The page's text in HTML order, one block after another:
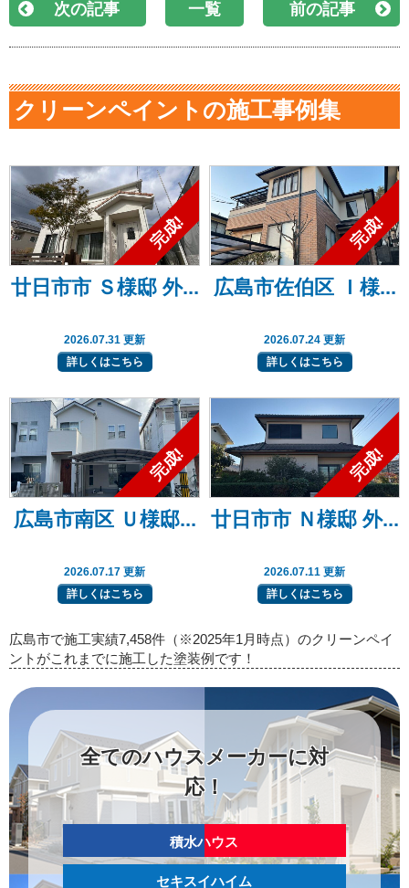
次の記事 一覧 前の記事
クリーンペイントの施工事例集
廿日市市 Ｓ様邸 外...
2026.07.31 更新
詳しくはこちら
広島市佐伯区 Ｉ様...
2026.07.24 更新
詳しくはこちら
広島市南区 Ｕ様邸...
2026.07.17 更新
詳しくはこちら
廿日市市 Ｎ様邸 外...
2026.07.11 更新
詳しくはこちら
広島市で施工実績7,458件（※2025年1月時点）のクリーンペイ
ントがこれまでに施工した塗装例です！
全てのハウスメーカーに対
応！
積水ハウス
セキスイハイム